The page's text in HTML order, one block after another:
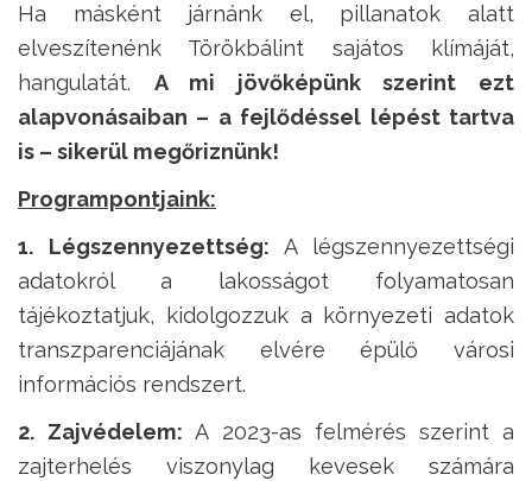
Ha másként járnánk el, pillanatok alatt
elveszítenénk Törökbálint sajátos klímáját,
hangulatát. A mi jövőképünk szerint ezt
alapvonásaiban – a fejlődéssel lépést tartva
is – sikerül megőriznünk!
Programpontjaink:
1. Légszennyezettség: A légszennyezettségi
adatokról a lakosságot folyamatosan
tájékoztatjuk, kidolgozzuk a környezeti adatok
transzparenciájának elvére épülő városi
információs rendszert.
2. Zajvédelem:A 2023-as felmérés szerint a
zajterhelés viszonylag kevesek számára